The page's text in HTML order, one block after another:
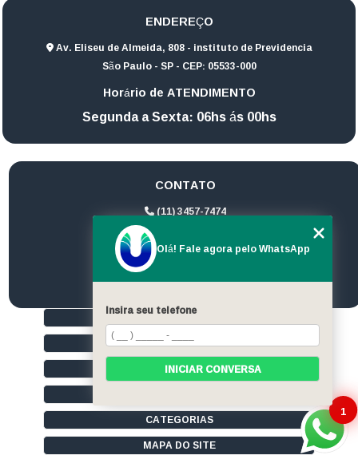
ENDEREÇO
Av. Eliseu de Almeida, 808 - instituto de Previdencia
São Paulo - SP - CEP: 05533-000
Horário de ATENDIMENTO
Segunda a Sexta: 06hs ás 00hs
CONTATO
(11) 3457-7474
(11) 94172-1974
contato@ultrageradores.com
HOME
QUEM SOMOS
SERVIÇOS
CATEGORIAS
MAPA DO SITE
1
Olá! Fale agora pelo WhatsApp
Insira seu telefone
INICIAR CONVERSA